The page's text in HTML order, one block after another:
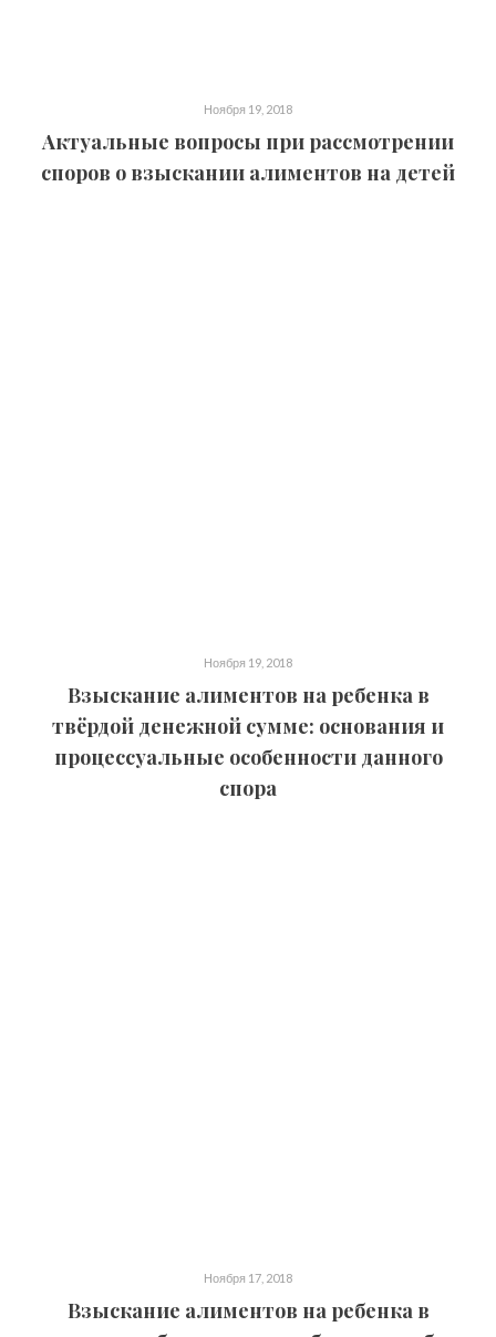
Ноября 19, 2018
Актуальные вопросы при рассмотрении
споров о взыскании алиментов на детей
Ноября 19, 2018
Взыскание алиментов на ребенка в
твёрдой денежной сумме: основания и
процессуальные особенности данного
спора
Ноября 17, 2018
Взыскание алиментов на ребенка в